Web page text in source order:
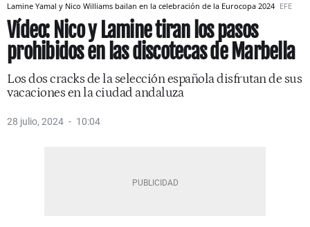
Lamine Yamal y Nico Williams bailan en la celebración de la Eurocopa 2024 EFE
Vídeo: Nico y Lamine tiran los pasos
prohibidos en las discotecas de Marbella
Los dos cracks de la selección española disfrutan de sus
vacaciones en la ciudad andaluza
28 julio, 2024 10:04